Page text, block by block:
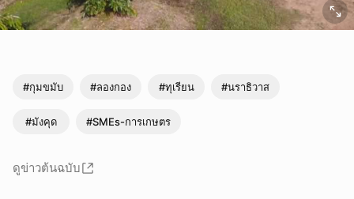
#กุมขมับ #ลองกอง #ทุเรียน #นราธิวาส
#มังคุด #SMEs-การเกษตร
ดูข่าวต้นฉบับ